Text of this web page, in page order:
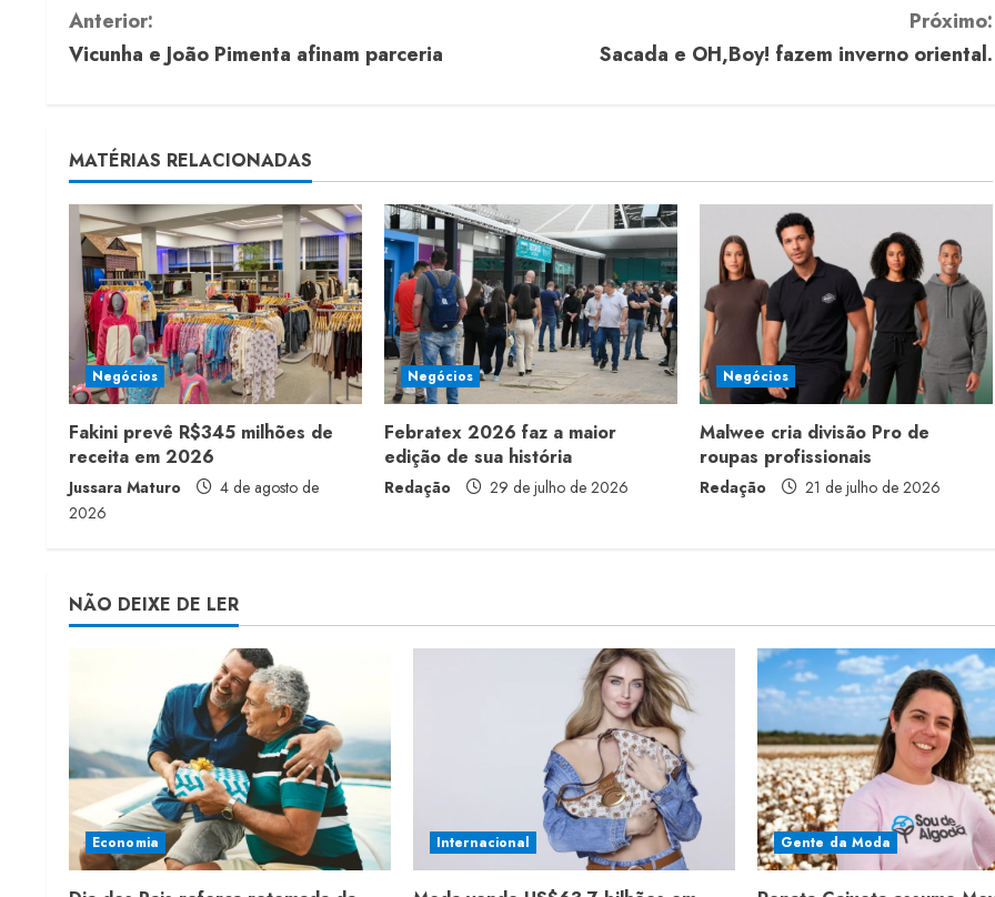
C
o
t
i
n
u
e
R
e
a
i
n
Anterior:
Vicunha e João Pimenta afinam parceria
Próximo:
Sacada e OH,Boy! fazem inverno oriental.
MATÉRIAS RELACIONADAS
Negócios
Fakini prevê R$345 milhões de
receita em 2026
Jussara Maturo
4 de agosto de
2026
Negócios
Febratex 2026 faz a maior
edição de sua história
Redação 29 de julho de 2026
Negócios
Malwee cria divisão Pro de
roupas profissionais
Redação 21 de julho de 2026
NÃO DEIXE DE LER
Economia Internacional Gente da Moda